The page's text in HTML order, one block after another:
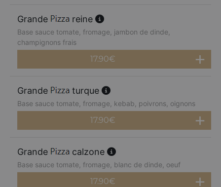
Grande reine
Base sauce tomate, fromage, jambon de dinde,
champignons frais
17.90€
Grande turque
Base sauce tomate, fromage, kebab, poivrons, oignons
17.90€
Grande calzone
Base sauce tomate, fromage, blanc de dinde, oeuf
17.90€